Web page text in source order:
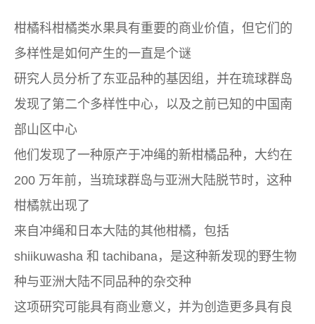
柑橘科柑橘类水果具有重要的商业价值，但它们的
多样性是如何产生的一直是个谜
研究人员分析了东亚品种的基因组，并在琉球群岛
发现了第二个多样性中心，以及之前已知的中国南
部山区中心
他们发现了一种原产于冲绳的新柑橘品种，大约在
200 万年前，当琉球群岛与亚洲大陆脱节时，这种
柑橘就出现了
来自冲绳和日本大陆的其他柑橘，包括
shiikuwasha 和 tachibana，是这种新发现的野生物
种与亚洲大陆不同品种的杂交种
这项研究可能具有商业意义，并为创造更多具有良